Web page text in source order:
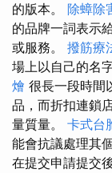
的版本。 除蟑除
的品牌一詞表示
或服務。 撥筋療
場上以自己的名
燴 很長一段時間
品，而折扣連鎖
量質量。 卡式台
能會抗議處理其
在提交申請提交